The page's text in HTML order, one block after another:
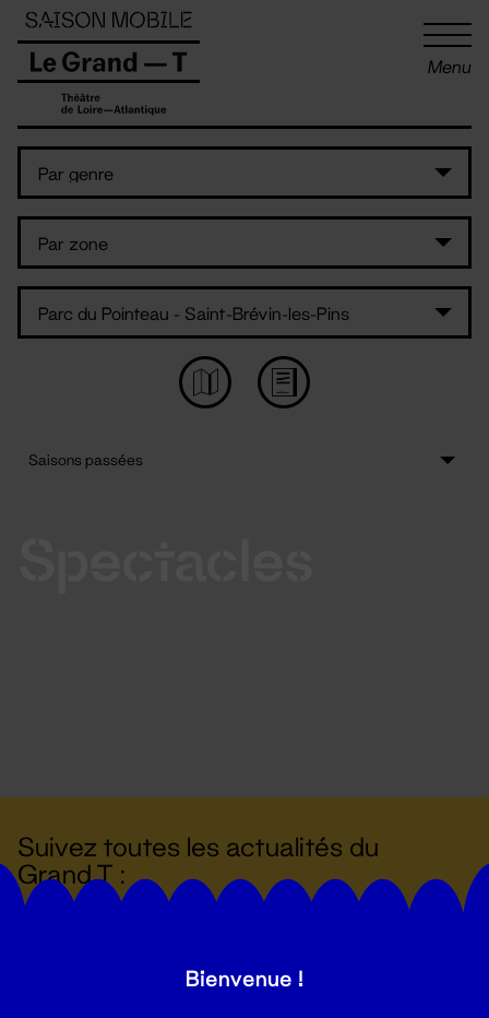
Menu
Suivez toutes les actualités du
Grand T :
Panneau de gestion des cookies
Bienvenue !